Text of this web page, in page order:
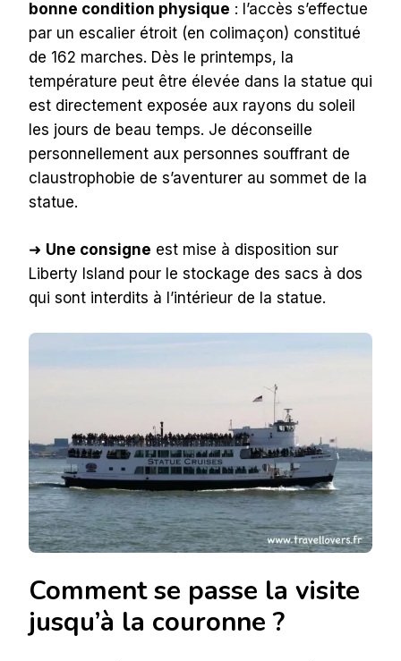
bonne condition physique : l’accès s’effectue
par un escalier étroit (en colimaçon) constitué
de 162 marches. Dès le printemps, la
température peut être élevée dans la statue qui
est directement exposée aux rayons du soleil
les jours de beau temps. Je déconseille
personnellement aux personnes souffrant de
claustrophobie de s’aventurer au sommet de la
statue.
➜ Une consigne est mise à disposition sur
Liberty Island pour le stockage des sacs à dos
qui sont interdits à l’intérieur de la statue.
Comment se passe la visite
jusqu’à la couronne ?